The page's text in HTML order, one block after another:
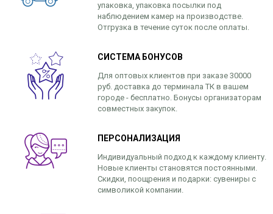
упаковка, упаковка посылки под
наблюдением камер на производстве.
Отгрузка в течение суток после оплаты.
СИСТЕМА БОНУСОВ
Для оптовых клиентов при заказе 30000
руб. доставка до терминала ТК в вашем
городе - бесплатно. Бонусы организаторам
совместных закупок.
ПЕРСОНАЛИЗАЦИЯ
Индивидуальный подход к каждому клиенту.
Новые клиенты становятся постоянными.
Скидки, поощрения и подарки: сувениры с
символикой компании.